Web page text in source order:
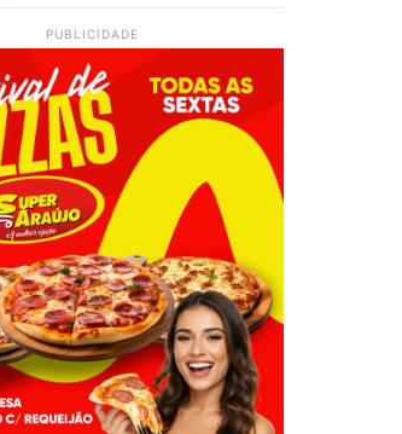
PUBLICIDADE